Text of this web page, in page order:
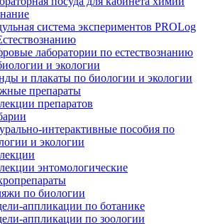
система экспериментов PROLog
лаборатории по естествознанию
и экологии
и плакаты по биологии и экологии
препараты
препаратов
интерактивные пособия по
и экологии
энтомологические
по биологии
аппликации по ботанике
аппликации по зоологии